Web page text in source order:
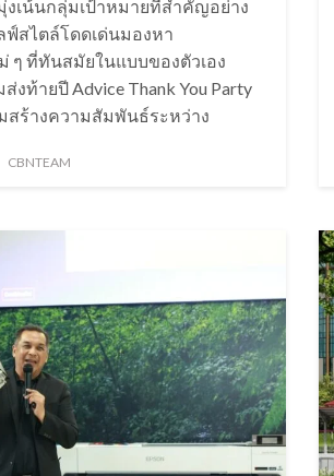
งเน้นกลุ่มเป้าหมายที่สำคัญอย่าง
ฟ์สไตล์โดดเด่นมองหา
ๆ ที่ทันสมัยในแบบของตัวเอง
งท้ายปี Advice Thank You Party
มสร้างความสัมพันธ์ระหว่าง
CBNTEAM